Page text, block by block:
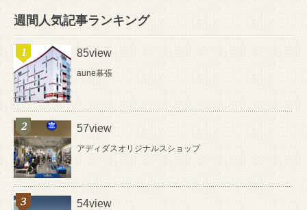
週間人気記事ランキング
85view
aune幕張
57view
アディダスオリジナルスショップ
54view